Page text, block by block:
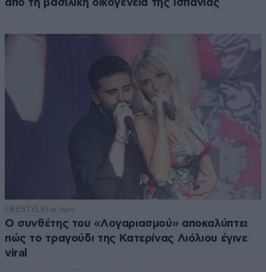
από τη βασιλική οικογένεια της Ισπανίας
LIFESTYLE1 ω. πριν
Ο συνθέτης του «Λογαριασμού» αποκαλύπτει
πώς το τραγούδι της Κατερίνας Λιόλιου έγινε
viral